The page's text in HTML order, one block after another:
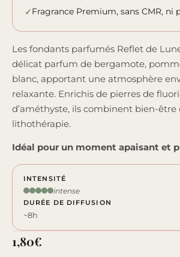
Fragrance Premium, sans CMR, ni
Les fondants parfumés Reflet de
délicat parfum de bergamote,
blanc, apportant une atmosphère
relaxante. Enrichis de pierres de
d’améthyste, ils combinent bien-être
lithothérapie.
Idéal pour un moment apaisant et
INTENSITÉ
intense
DURÉE DE DIFFUSION
~8h
1,80€